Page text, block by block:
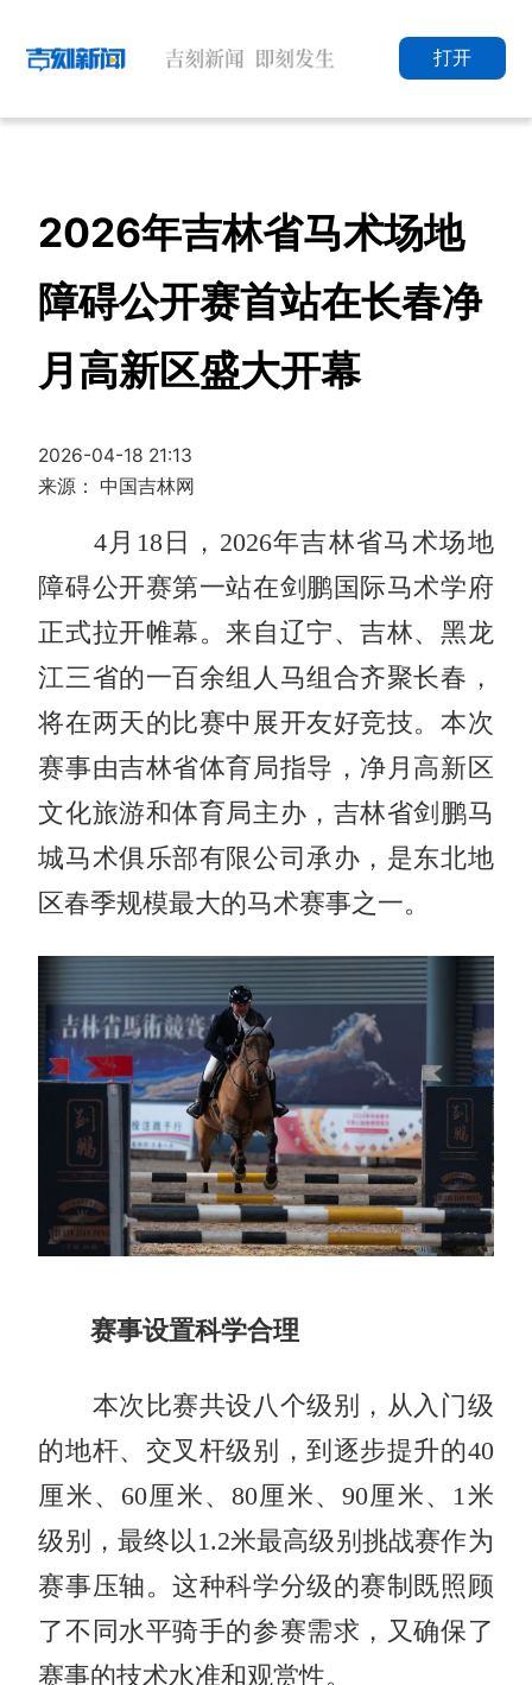
打开
2026年吉林省马术场地
障碍公开赛首站在长春净
月高新区盛大开幕
2026-04-18 21:13
来源： 中国吉林网
4月18日，2026年吉林省马术场地
障碍公开赛第一站在剑鹏国际马术学府
正式拉开帷幕。来自辽宁、吉林、黑龙
江三省的一百余组人马组合齐聚长春，
将在两天的比赛中展开友好竞技。本次
赛事由吉林省体育局指导，净月高新区
文化旅游和体育局主办，吉林省剑鹏马
城马术俱乐部有限公司承办，是东北地
区春季规模最大的马术赛事之一。
赛事设置科学合理
本次比赛共设八个级别，从入门级
的地杆、交叉杆级别，到逐步提升的40
厘米、60厘米、80厘米、90厘米、1米
级别，最终以1.2米最高级别挑战赛作为
赛事压轴。这种科学分级的赛制既照顾
了不同水平骑手的参赛需求，又确保了
赛事的技术水准和观赏性。